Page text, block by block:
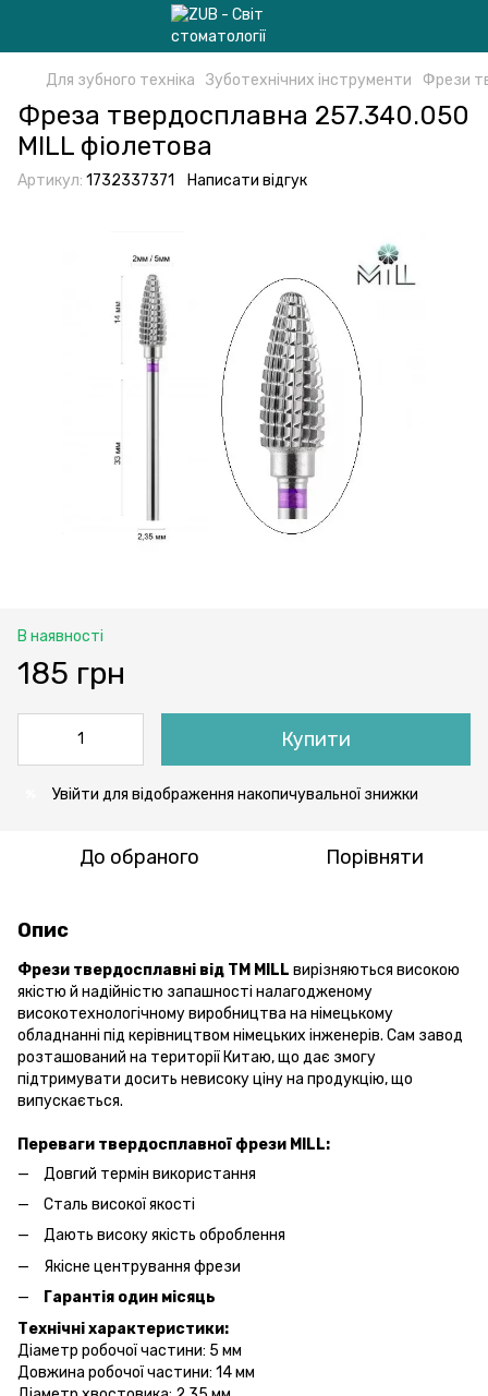
Для зубного техніка Зуботехнічних інструменти Фрези
Фреза твердосплавна 257.340.050
MILL фіолетова
Артикул: 1732337371 Написати відгук
В наявності
185 грн
Купити
Увійти для відображення накопичувальної знижки
До обраного Порівняти
Опис
Фрези твердосплавні від ТМ MILL вирізняються високою
якістю й надійністю запашності налагодженому
високотехнологічному виробництва на німецькому
обладнанні під керівництвом німецьких інженерів. Сам завод
розташований на території Китаю, що дає змогу
підтримувати досить невисоку ціну на продукцію, що
випускається.
Переваги твердосплавної фрези MILL:
Довгий термін використання
Сталь високої якості
Дають високу якість оброблення
Якісне центрування фрези
Гарантія один місяць
Технічні характеристики:
Діаметр робочої частини: 5 мм
Довжина робочої частини: 14 мм